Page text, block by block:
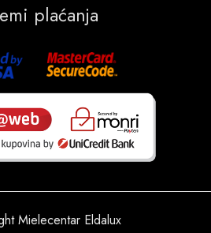
plaćanja
Mielecentar Eldalux